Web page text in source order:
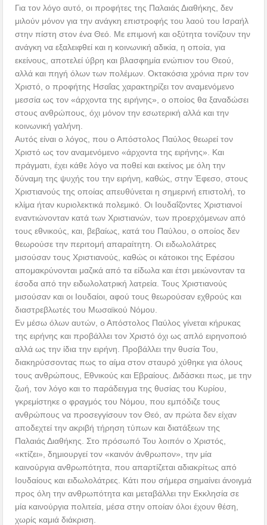
Για τον λόγο αυτό, οι προφήτες της Παλαιάς Διαθήκης, δεν
μιλούν μόνον για την ανάγκη επιστροφής του λαού του Ισραήλ
στην πίστη στον ένα Θεό. Με επιμονή και οξύτητα τονίζουν την
ανάγκη να εξαλειφθεί και η κοινωνική αδικία, η οποία, για
εκείνους, αποτελεί ύβρη και βλασφημία ενώπιον του Θεού,
αλλά και πηγή όλων των πολέμων. Οκτακόσια χρόνια πριν τον
Χριστό, ο προφήτης Ησαΐας χαρακτηρίζει τον αναμενόμενο
μεσσία ως τον «άρχοντα της ειρήνης», ο οποίος θα ξαναδώσει
στους ανθρώπους, όχι μόνον την εσωτερική αλλά και την
κοινωνική γαλήνη.
Αυτός είναι ο λόγος, που ο Απόστολος Παύλος θεωρεί τον
Χριστό ως τον αναμενόμενο «άρχοντα της ειρήνης». Και
πράγματι, έχει κάθε λόγο να ποθεί και εκείνος με όλη την
δύναμη της ψυχής του την ειρήνη, καθώς, στην Έφεσο, στους
Χριστιανούς της οποίας απευθύνεται η σημερινή επιστολή, το
κλίμα ήταν κυριολεκτικά πολεμικό. Οι Ιουδαΐζοντες Χριστιανοί
εναντιώνονταν κατά των Χριστιανών, των προερχόμενων από
τους εθνικούς, και, βεβαίως, κατά του Παύλου, ο οποίος δεν
θεωρούσε την περιτομή απαραίτητη. Οι ειδωλολάτρες
μισούσαν τους Χριστιανούς, καθώς οι κάτοικοι της Εφέσου
απομακρύνονται μαζικά από τα είδωλα και έτσι μειώνονταν τα
έσοδα από την ειδωλολατρική λατρεία. Τους Χριστιανούς
μισούσαν και οι Ιουδαίοι, αφού τους θεωρούσαν εχθρούς και
διαστρεβλωτές του Μωσαϊκού Νόμου.
Εν μέσω όλων αυτών, ο Απόστολος Παύλος γίνεται κήρυκας
της ειρήνης και προβάλλει τον Χριστό όχι ως απλό ειρηνοποιό
αλλά ως την ίδια την ειρήνη. Προβάλλει την θυσία Του,
διακηρύσσοντας πως το αίμα στον σταυρό χύθηκε για όλους
τους ανθρώπους, Εθνικούς και Εβραίους. Διδάσκει πως, με την
ζωή, τον λόγο και το παράδειγμα της θυσίας του Κυρίου,
γκρεμίστηκε ο φραγμός του Νόμου, που εμπόδιζε τους
ανθρώπους να προσεγγίσουν τον Θεό, αν πρώτα δεν είχαν
αποδεχτεί την ακριβή τήρηση τύπων και διατάξεων της
Παλαιάς Διαθήκης. Στο πρόσωπό Του λοιπόν ο Χριστός,
«κτίζει», δημιουργεί τον «καινόν άνθρωπον», την μία
καινούργια ανθρωπότητα, που απαρτίζεται αδιακρίτως από
Ιουδαίους και ειδωλολάτρες. Κάτι που σήμερα σημαίνει άνοιγμά
προς όλη την ανθρωπότητα και μεταβάλλει την Εκκλησία σε
μία καινούργια πολιτεία, μέσα στην οποίαν όλοι έχουν θέση,
χωρίς καμιά διάκριση.